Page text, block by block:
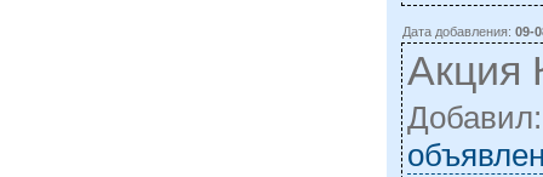
Дата добавления:09-
Акция